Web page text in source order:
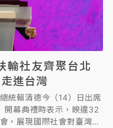
輪社友齊聚台北
進台灣
統賴清德今（14）日出席
開幕典禮時表示，睽違32
，展現國際社會對臺灣長